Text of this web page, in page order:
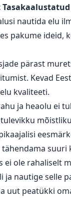
nautida elu
pakume
pärast
Kevad
kvaliteeti.
ja heaolu ei
tähendama
ole rahaliselt
ja nautige selle
uut peatükki